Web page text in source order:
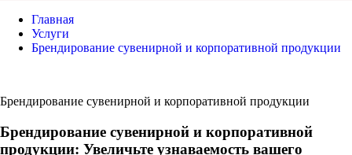
Главная
Услуги
Брендирование сувенирной и корпоративной продукции
Брендирование сувенирной и корпоративной продукции
Брендирование сувенирной и корпоративной
продукции: Увеличьте узнаваемость вашего